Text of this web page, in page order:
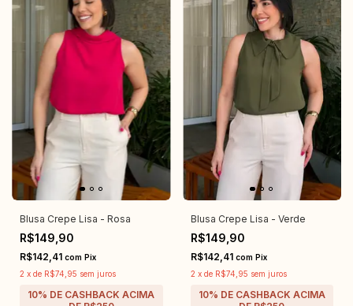
Blusa Crepe Lisa - Rosa
R$149,90
R$142,41 com Pix
2 x de R$74,95 sem juros
Blusa Crepe Lisa - Verde
R$149,90
R$142,41 com Pix
2 x de R$74,95 sem juros